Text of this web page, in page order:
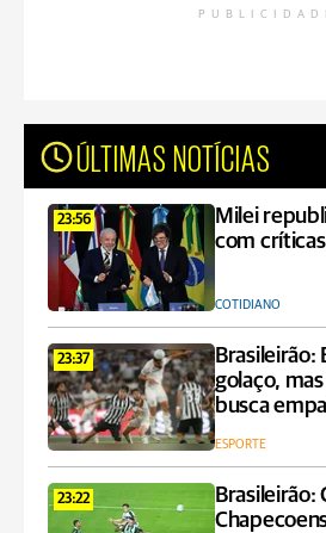
ÚLTIMAS NOTÍCIAS
23:56
Milei
com
COTIDIANO
23:37
Brasileirão:
golaço,
busca
ESPORTE
23:22
Brasileirão: